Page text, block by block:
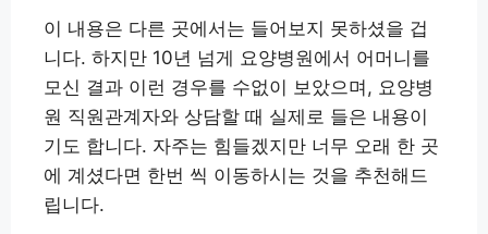
이 내용은 다른 곳에서는 들어보지 못하셨을 겁
니다. 하지만 10년 넘게 요양병원에서 어머니를
모신 결과 이런 경우를 수없이 보았으며, 요양병
원 직원관계자와 상담할 때 실제로 들은 내용이
기도 합니다. 자주는 힘들겠지만 너무 오래 한 곳
에 계셨다면 한번 씩 이동하시는 것을 추천해드
립니다.